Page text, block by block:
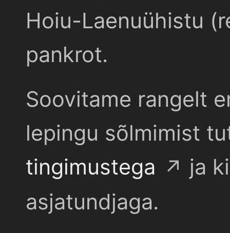
Hoiu-Laenuühistu
pankrot.
Soovitame rangelt
lepingu sõlmimist
tingimustega
ja
asjatundjaga.